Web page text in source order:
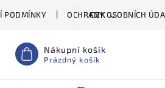
PODMÍNKY OCHRANY OSOBNÍCH
CZK
Nákupní košík
Prázdný košík